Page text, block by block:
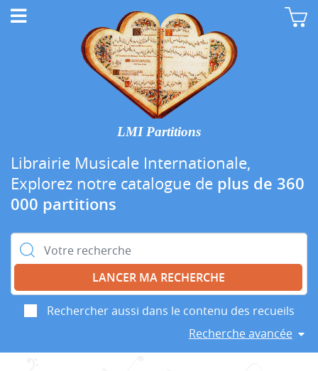
LMI Partitions
Librairie Musicale Internationale,
Explorez notre catalogue de plus de 360
000 partitions
Rechercher :
Rechercher aussi dans le contenu des recueils
Recherche avancée